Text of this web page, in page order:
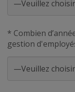
* Combien
gestion